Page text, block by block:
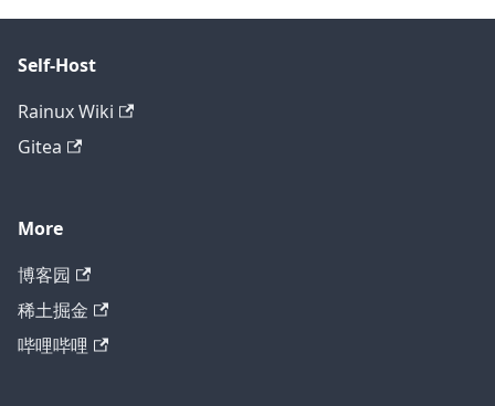
Self-Host
Rainux Wiki
Gitea
More
博客园
稀土掘金
哔哩哔哩